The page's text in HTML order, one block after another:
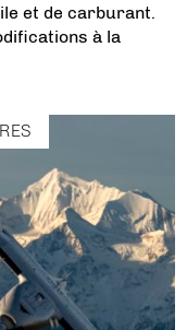
et de carburant.
à la